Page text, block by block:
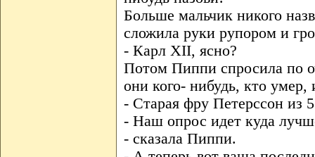
Больше мальчик никого
сложила руки рупором и
- Карл XII, ясно?
Потом Пиппи спросила по
они кого- нибудь, кто умер,
- Старая фру Петерссон из
- Наш опрос идет куда
- сказала Пиппи.